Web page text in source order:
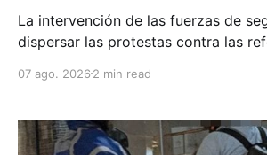
La intervención de las fuerzas de
dispersar las protestas contra las
de elementos antidisturbios frente a
07 ago. 2026 2 min read